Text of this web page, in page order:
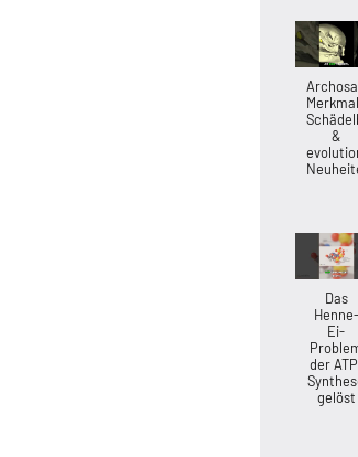
&
Das
Henne-
Ei-
der
gelöst